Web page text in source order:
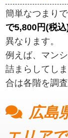
簡単なつまり
で5,800円(税
異なります。
例えば、マン
詰まらしてし
合は各階を調
広島